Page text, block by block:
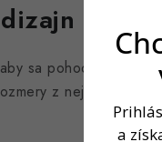
sa pohodlne držala
z nej robia
a